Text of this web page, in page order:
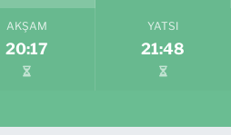
AKŞAM
20:17
YATSI
21:48